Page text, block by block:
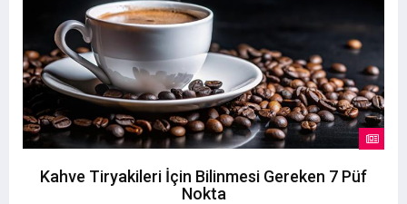
Kahve Tiryakileri İçin Bilinmesi Gereken 7 Püf
Nokta